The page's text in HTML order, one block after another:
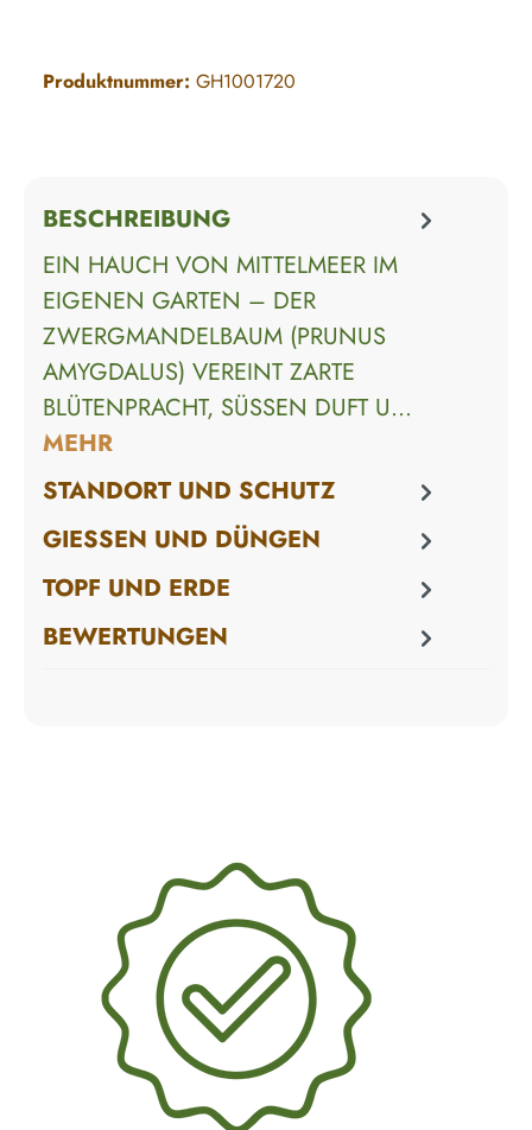
Produktnummer: GH1001720
BESCHREIBUNG
EIN HAUCH VON MITTELMEER IM
EIGENEN GARTEN – DER
ZWERGMANDELBAUM (PRUNUS
AMYGDALUS) VEREINT ZARTE
BLÜTENPRACHT, SÜSSEN DUFT U…
MEHR
STANDORT UND SCHUTZ
GIESSEN UND DÜNGEN
TOPF UND ERDE
BEWERTUNGEN